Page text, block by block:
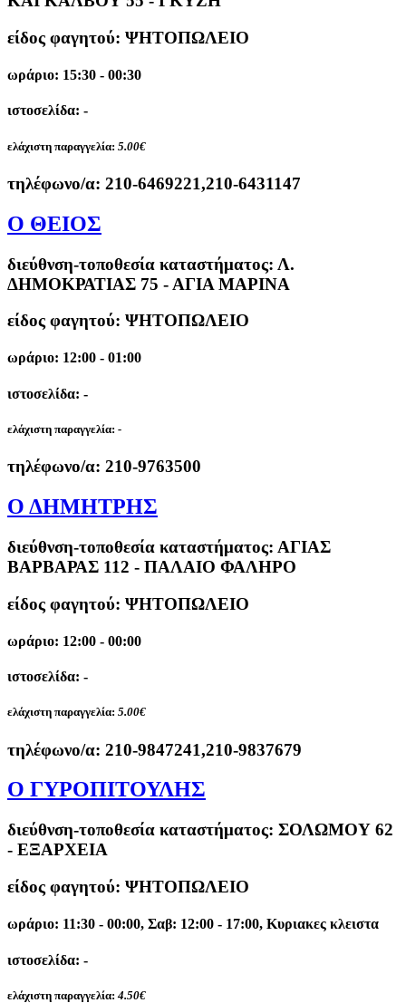
είδος φαγητού: ΨΗΤΟΠΩΛΕΙΟ
ωράριο: 15:30 - 00:30
ιστοσελίδα: -
ελάχιστη παραγγελία: 5.00€
τηλέφωνο/α: 210-6469221,210-6431147
Ο ΘΕΙΟΣ
διεύθνση-τοποθεσία καταστήματος: Λ.
ΔΗΜΟΚΡΑΤΙΑΣ 75 - ΑΓΙΑ ΜΑΡΙΝΑ
είδος φαγητού: ΨΗΤΟΠΩΛΕΙΟ
ωράριο: 12:00 - 01:00
ιστοσελίδα: -
ελάχιστη παραγγελία: -
τηλέφωνο/α: 210-9763500
Ο ΔΗΜΗΤΡΗΣ
διεύθνση-τοποθεσία καταστήματος: ΑΓΙΑΣ
ΒΑΡΒΑΡΑΣ 112 - ΠΑΛΑΙΟ ΦΑΛΗΡΟ
είδος φαγητού: ΨΗΤΟΠΩΛΕΙΟ
ωράριο: 12:00 - 00:00
ιστοσελίδα: -
ελάχιστη παραγγελία: 5.00€
τηλέφωνο/α: 210-9847241,210-9837679
Ο ΓΥΡΟΠΙΤΟΥΛΗΣ
διεύθνση-τοποθεσία καταστήματος: ΣΟΛΩΜΟΥ 62
- ΕΞΑΡΧΕΙΑ
είδος φαγητού: ΨΗΤΟΠΩΛΕΙΟ
ωράριο: 11:30 - 00:00, Σαβ: 12:00 - 17:00, Κυριακες κλειστα
ιστοσελίδα: -
ελάχιστη παραγγελία: 4.50€